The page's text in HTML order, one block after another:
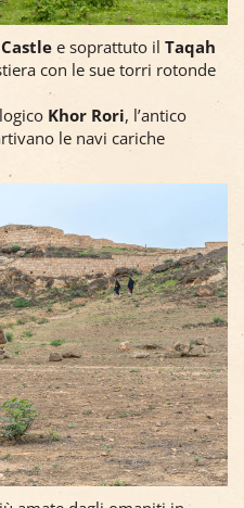
e soprattuto ilTaqah
con le sue torri rotonde
Khor Rori, l’antico
le navi cariche